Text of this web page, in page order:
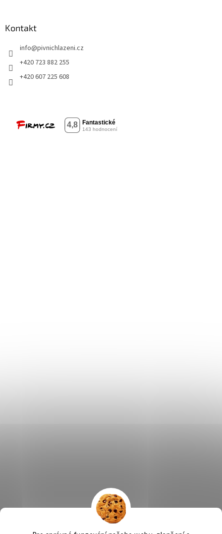
Kontakt
info@pivnichlazeni.cz
+420 723 882 255
+420 607 225 608
Výčepní zařízení OSMO CZ Barvy Příbram Obchodní podmínky